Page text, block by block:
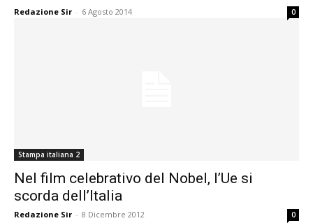
Redazione Sir - 6 Agosto 2014 0
Stampa italiana 2
Nel film celebrativo del Nobel, l’Ue si
scorda dell’Italia
Redazione Sir - 8 Dicembre 2012 0